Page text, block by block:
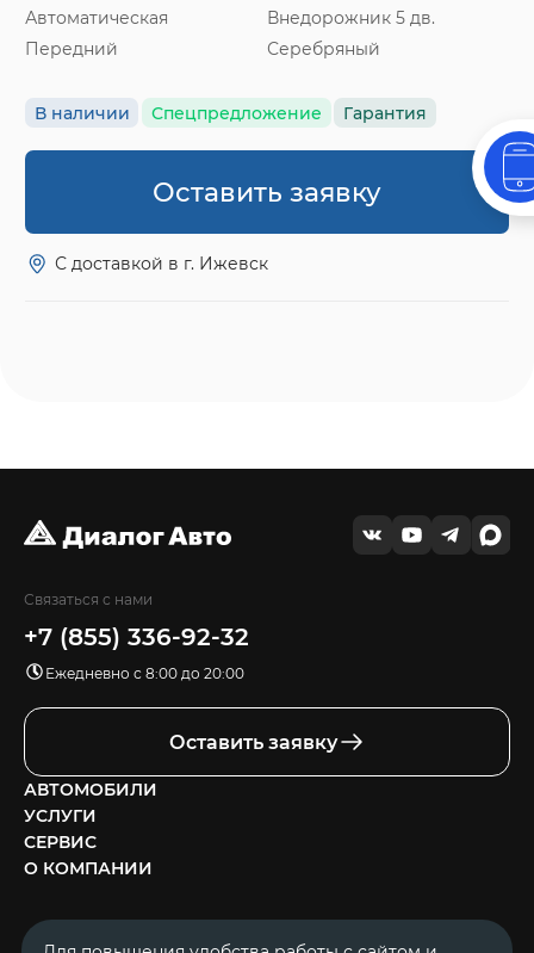
Автоматическая
Внедорожник 5 дв.
Передний
Серебряный
В наличии Спецпредложение Гарантия
Оставить заявку
С доставкой в г. Ижевск
Связаться с нами
+7 (855) 336-92-32
Ежедневно с 8:00 до 20:00
Оставить заявку
АВТОМОБИЛИ
УСЛУГИ
СЕРВИС
О КОМПАНИИ